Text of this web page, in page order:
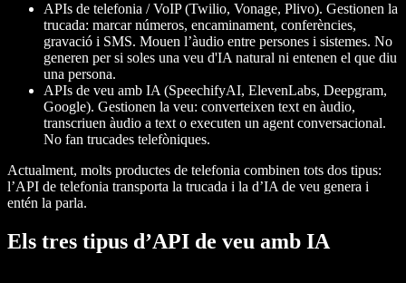
APIs de telefonia / VoIP(Twilio, Vonage, Plivo). Gestionen la
trucada: marcar números, encaminament, conferències,
gravació i SMS. Mouen l’àudio entre persones i sistemes. No
generen per si soles una veu d'IA natural ni entenen el que diu
una persona.
APIs de veu amb IA(SpeechifyAI, ElevenLabs, Deepgram,
Google). Gestionen la veu: converteixen text en àudio,
transcriuen àudio a text o executen un agent conversacional.
No fan trucades telefòniques.
Actualment, molts productes de telefonia combinen tots dos tipus:
l’API de telefonia transporta la trucada i la d’IA de veu genera i
entén la parla.
Els tres tipus d’API de veu amb IA